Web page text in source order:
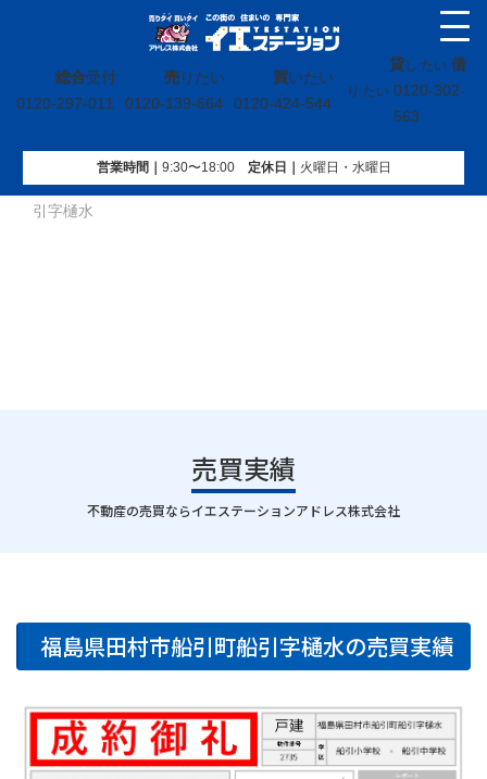
総合受付
0120-297-011
売りたい
0120-139-664
買いたい
0120-424-544
貸し たい 借
り たい 0120-302-
563
営業時間｜ 9:30〜18:00定休⽇｜ 火曜⽇・水曜⽇
イエステーション»売買実績»戸建»福島県田村市船引町船
引字樋水
売買実績
｜
不動産の売買ならイエステーションアドレス株式会社
福島県田村市船引町船引字樋水の売買実績